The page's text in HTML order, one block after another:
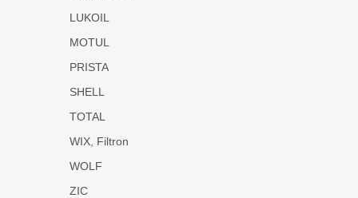
LUKOIL
MOTUL
PRISTA
SHELL
TOTAL
WIX, Filtron
WOLF
ZIC